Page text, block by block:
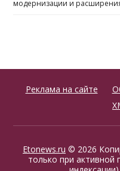
модернизации и
Реклама на сайте
Etonews.ru © 2026
только при активной